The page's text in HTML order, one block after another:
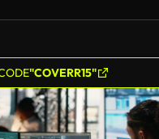
"COVERR15"